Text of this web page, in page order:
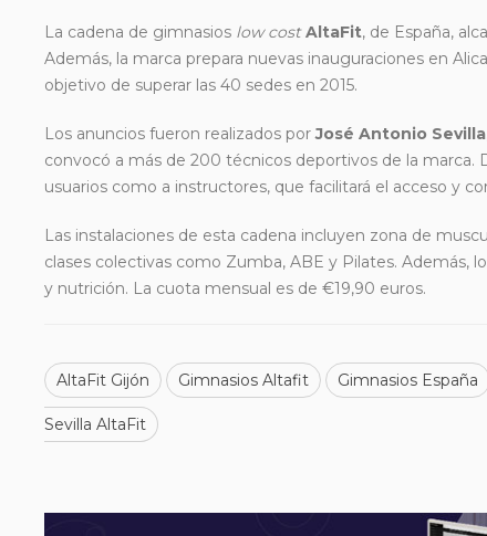
La cadena de gimnasios low cost AltaFit, de España,
Además, la marca prepara nuevas inauguraciones en
objetivo de superar las 40 sedes en 2015.
Los anuncios fueron realizados porJosé Antonio Sevilla
convocó a más de 200 técnicos deportivos de la
usuarios como a instructores, que facilitará el acceso y
Las instalaciones de esta cadena incluyen zona de
clases colectivas como Zumba, ABE y Pilates. Además,
y nutrición. La cuota mensual es de €19,90 euros.
AltaFit Gijón Gimnasios Altafit Gimnasios España
Sevilla AltaFit